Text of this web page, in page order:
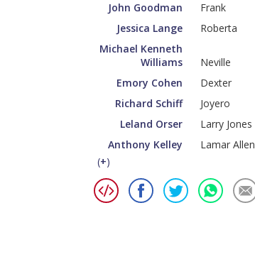
John Goodman
Frank
Jessica Lange
Roberta
Michael Kenneth
Williams
Neville
Emory Cohen
Dexter
Richard Schiff
Joyero
Leland Orser
Larry Jones
Anthony Kelley
Lamar Allen
(+)